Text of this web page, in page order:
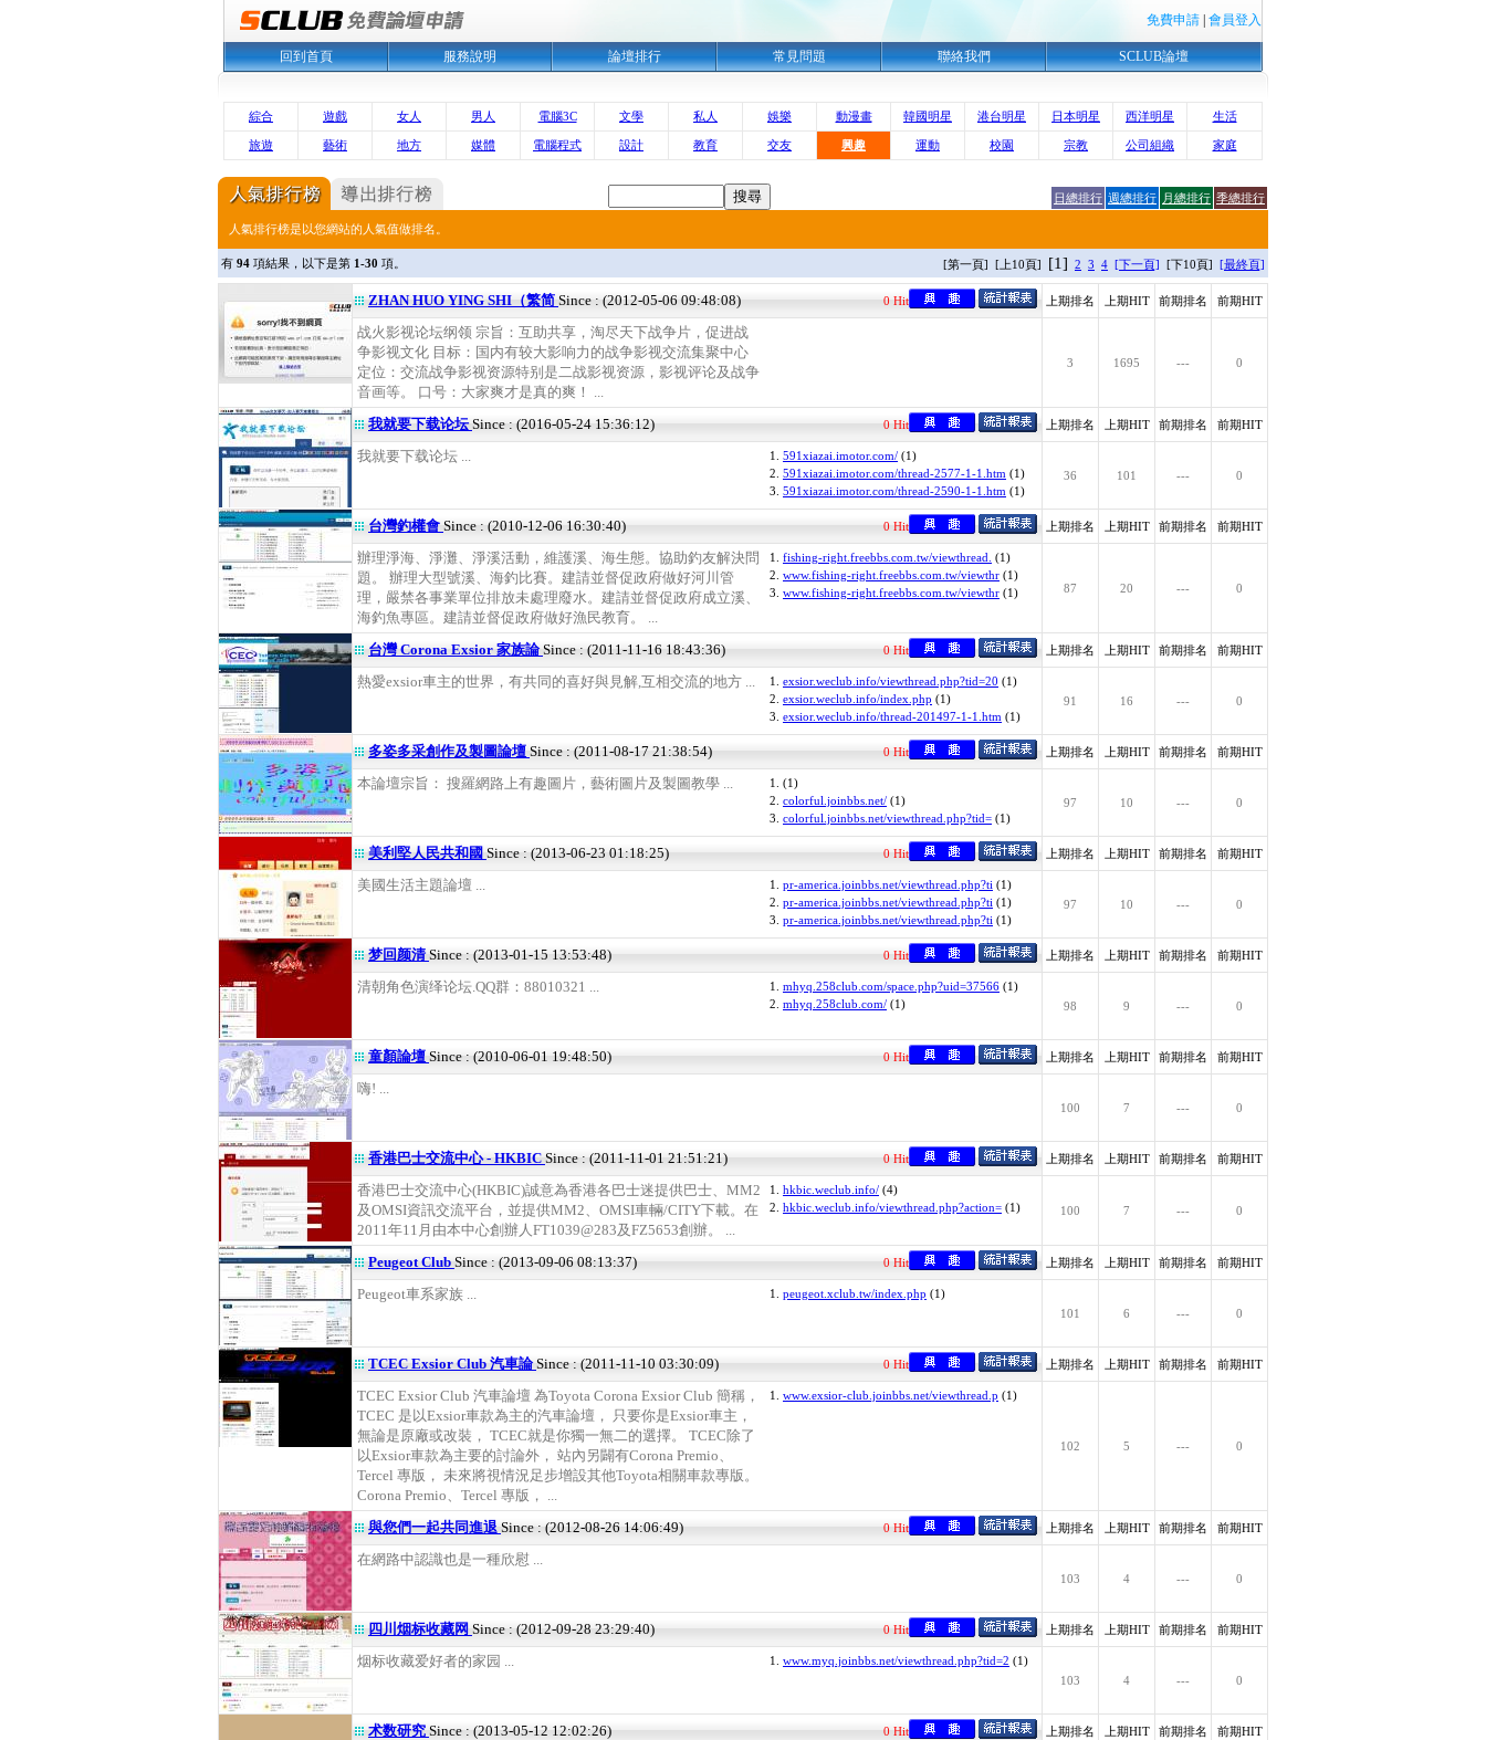
免費申請 會員登入
回到首頁 服務說明 論壇排行 常見問題 聯絡我們 SCLUB論壇
綜合 遊戲 女人 男人 電腦3C 文學 私人 娛樂 動漫畫 韓國明星 港台明星 日本明星 西洋明星 生活
旅遊 藝術 地方 媒體 電腦程式 設計 教育 交友 興趣 運動 校園 宗教 公司組織 家庭
日總排行 週總排行 月總排行 季總排行
人氣排行榜是以您網站的人氣值做排名。
有 94 項結果，以下是第 1-30 項。 [第一頁] [上10頁] [1] 2 3 4 [下一頁] [下10頁] [最終頁]
ZHAN HUO YING SHI（繁简 Since : (2012-05-06 09:48:08) 0 Hit 上期排名 上期HIT 前期排名 前期HIT
战火影视论坛纲领 宗旨：互助共享，淘尽天下战争片，促进战
争影视文化 目标：国内有较大影响力的战争影视交流集聚中心
定位：交流战争影视资源特别是二战影视资源，影视评论及战争
音画等。 口号：大家爽才是真的爽！ ...
3 1695 --- 0
我就要下载论坛Since : (2016-05-24 15:36:12) 0 Hit 上期排名 上期HIT 前期排名 前期HIT
我就要下载论坛 ... 1. 591xiazai.imotor.com/ (1)
2. 591xiazai.imotor.com/thread-2577-1-1.htm (1)
3. 591xiazai.imotor.com/thread-2590-1-1.htm (1)
36 101 --- 0
台灣釣權會 Since : (2010-12-06 16:30:40) 0 Hit 上期排名 上期HIT 前期排名 前期HIT
辦理淨海、淨灘、淨溪活動，維護溪、海生態。協助釣友解決問
題。 辦理大型號溪、海釣比賽。建請並督促政府做好河川管
理，嚴禁各事業單位排放未處理廢水。建請並督促政府成立溪、
海釣魚專區。建請並督促政府做好漁民教育。 ...
1. fishing-right.freebbs.com.tw/viewthread. (1)
2. www.fishing-right.freebbs.com.tw/viewthr (1)
3. www.fishing-right.freebbs.com.tw/viewthr (1) 87 20 --- 0
台灣 Corona Exsior 家族論Since : (2011-11-16 18:43:36) 0 Hit 上期排名 上期HIT 前期排名 前期HIT
熱愛exsior車主的世界，有共同的喜好與見解,互相交流的地方 ... 1. exsior.weclub.info/viewthread.php?tid=20 (1)
2. exsior.weclub.info/index.php (1)
3. exsior.weclub.info/thread-201497-1-1.htm (1)
91 16 --- 0
多姿多采創作及製圖論壇 Since : (2011-08-17 21:38:54) 0 Hit 上期排名 上期HIT 前期排名 前期HIT
本論壇宗旨： 搜羅網路上有趣圖片，藝術圖片及製圖教學 ... 1. (1)
2. colorful.joinbbs.net/ (1)
3. colorful.joinbbs.net/viewthread.php?tid= (1)
97 10 --- 0
美利堅人民共和國 Since : (2013-06-23 01:18:25) 0 Hit 上期排名 上期HIT 前期排名 前期HIT
美國生活主題論壇 ... 1. pr-america.joinbbs.net/viewthread.php?ti (1)
2. pr-america.joinbbs.net/viewthread.php?ti (1)
3. pr-america.joinbbs.net/viewthread.php?ti (1)
97 10 --- 0
梦回颜清Since : (2013-01-15 13:53:48) 0 Hit 上期排名 上期HIT 前期排名 前期HIT
清朝角色演绎论坛.QQ群：88010321 ... 1. mhyq.258club.com/space.php?uid=37566 (1)
2. mhyq.258club.com/ (1) 98 9 --- 0
童顏論壇 Since : (2010-06-01 19:48:50) 0 Hit 上期排名 上期HIT 前期排名 前期HIT
嗨! ...
100 7 --- 0
香港巴士交流中心 - HKBIC Since : (2011-11-01 21:51:21) 0 Hit 上期排名 上期HIT 前期排名 前期HIT
香港巴士交流中心(HKBIC)誠意為香港各巴士迷提供巴士、MM2
及OMSI資訊交流平台，並提供MM2、OMSI車輛/CITY下載。在
2011年11月由本中心創辦人FT1039@283及FZ5653創辦。 ...
1. hkbic.weclub.info/ (4)
2. hkbic.weclub.info/viewthread.php?action= (1) 100 7 --- 0
Peugeot Club Since : (2013-09-06 08:13:37) 0 Hit 上期排名 上期HIT 前期排名 前期HIT
Peugeot車系家族 ... 1. peugeot.xclub.tw/index.php (1)
101
6 --- 0
TCEC Exsior Club 汽車論Since : (2011-11-10 03:30:09) 0 Hit 上期排名 上期HIT 前期排名 前期HIT
TCEC Exsior Club 汽車論壇 為Toyota Corona Exsior Club 簡稱，
TCEC 是以Exsior車款為主的汽車論壇， 只要你是Exsior車主，
無論是原廠或改裝， TCEC就是你獨一無二的選擇。 TCEC除了
以Exsior車款為主要的討論外， 站內另闢有Corona Premio、
Tercel 專版， 未來將視情況足步增設其他Toyota相關車款專版。
Corona Premio、Tercel 專版， ...
1. www.exsior-club.joinbbs.net/viewthread.p (1)
102 5 --- 0
與您們一起共同進退Since : (2012-08-26 14:06:49) 0 Hit 上期排名 上期HIT 前期排名 前期HIT
在網路中認識也是一種欣慰 ...
103 4 --- 0
四川烟标收藏网 Since : (2012-09-28 23:29:40) 0 Hit 上期排名 上期HIT 前期排名 前期HIT
烟标收藏爱好者的家园 ... 1. www.myq.joinbbs.net/viewthread.php?tid=2 (1)
103
4 --- 0
术数研究 Since : (2013-05-12 12:02:26) 0 Hit 上期排名 上期HIT 前期排名 前期HIT